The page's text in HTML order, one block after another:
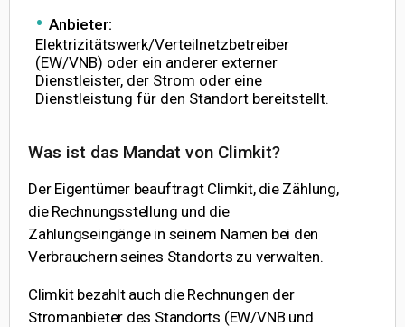
Anbieter:
Elektrizitätswerk/Verteilnetzbetreiber
(EW/VNB) oder ein anderer externer
Dienstleister, der Strom oder eine
Dienstleistung für den Standort bereitstellt.
Was ist das Mandat von Climkit?
Der Eigentümer beauftragt Climkit, die Zählung,
die Rechnungsstellung und die
Zahlungseingänge in seinem Namen bei den
Verbrauchern seines Standorts zu verwalten.
Climkit bezahlt auch die Rechnungen der
Stromanbieter des Standorts (EW/VNB und